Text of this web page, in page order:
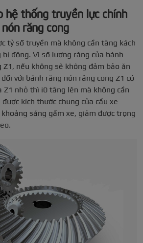
hệ thống truyền lực chính
răng cong
tỷ số truyền mà không cần tăng kách
động. Vì số lượng răng của bánh
nếu không sẽ không đảm bảo ăn
với bánh răng nón răng cong Z1 có
Z1 nhỏ thì i0 tăng lên mà không cần
kích thước chung của cầu xe
sáng gầm xe, giảm được trọng